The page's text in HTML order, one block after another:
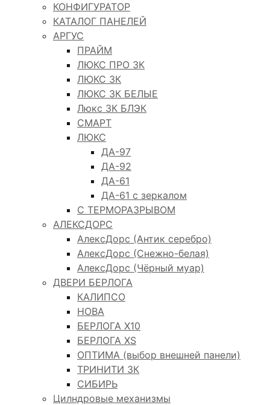
КОНФИГУРАТОР
КАТАЛОГ ПАНЕЛЕЙ
АРГУС
ПРАЙМ
ЛЮКС ПРО 3К
ЛЮКС 3К
ЛЮКС 3К БЕЛЫЕ
Люкс 3К БЛЭК
СМАРТ
ЛЮКС
ДА-97
ДА-92
ДА-61
ДА-61 с зеркалом
С ТЕРМОРАЗРЫВОМ
АЛЕКСДОРС
АлексДорс (Антик серебро)
АлексДорс (Снежно-белая)
АлексДорс (Чёрный муар)
ДВЕРИ БЕРЛОГА
КАЛИПСО
НОВА
БЕРЛОГА Х10
БЕРЛОГА XS
ОПТИМА (выбор внешней панели)
ТРИНИТИ 3К
СИБИРЬ
Цилндровые механизмы